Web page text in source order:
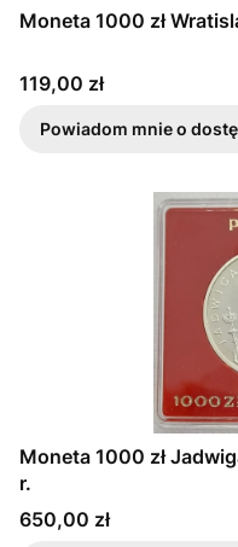
Moneta 1000 zł
Cena
119,00 zł
Powiadom mnie o
Moneta 1000 zł Jadwiga
r.
Cena
650,00 zł